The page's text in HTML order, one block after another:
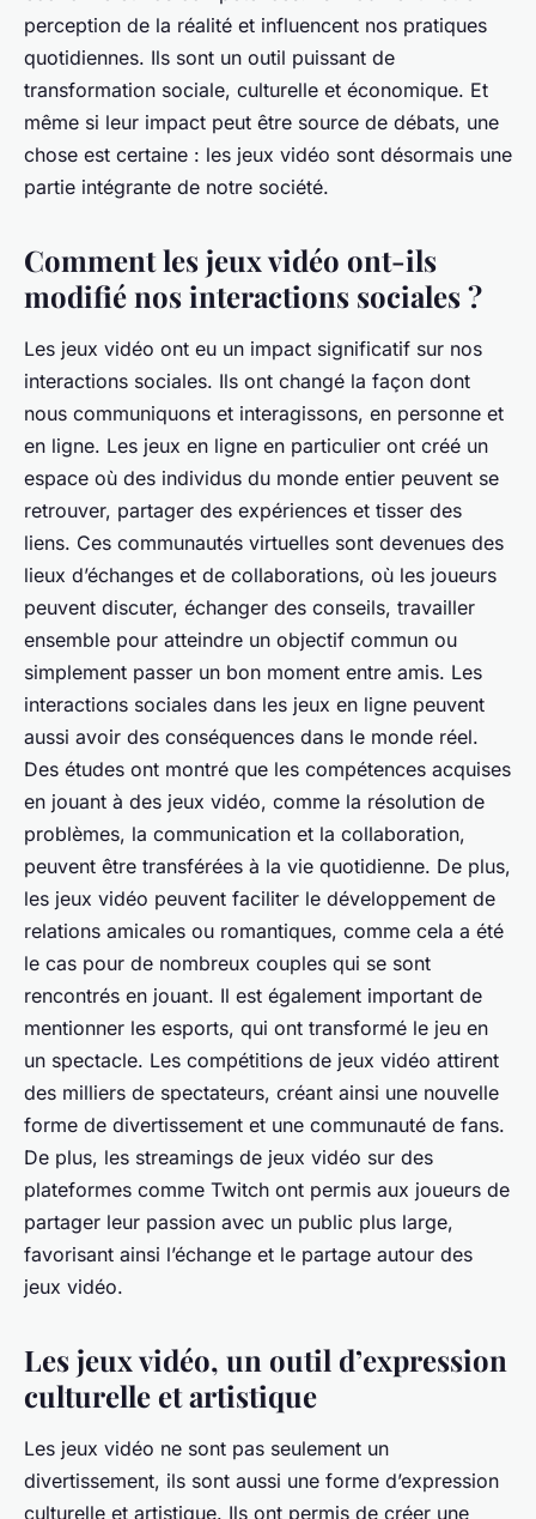
perception de la réalité et influencent nos pratiques
quotidiennes. Ils sont un outil puissant de
transformation sociale, culturelle et économique. Et
même si leur impact peut être source de débats, une
chose est certaine : les jeux vidéo sont désormais une
partie intégrante de notre société.
Comment les jeux vidéo ont-ils
modifié nos interactions sociales ?
Les jeux vidéo ont eu un impact significatif sur nos
interactions sociales. Ils ont changé la façon dont
nous communiquons et interagissons, en personne et
en ligne. Les jeux en ligne en particulier ont créé un
espace où des individus du monde entier peuvent se
retrouver, partager des expériences et tisser des
liens. Ces communautés virtuelles sont devenues des
lieux d’échanges et de collaborations, où les joueurs
peuvent discuter, échanger des conseils, travailler
ensemble pour atteindre un objectif commun ou
simplement passer un bon moment entre amis. Les
interactions sociales dans les jeux en ligne peuvent
aussi avoir des conséquences dans le monde réel.
Des études ont montré que les compétences acquises
en jouant à des jeux vidéo, comme la résolution de
problèmes, la communication et la collaboration,
peuvent être transférées à la vie quotidienne. De plus,
les jeux vidéo peuvent faciliter le développement de
relations amicales ou romantiques, comme cela a été
le cas pour de nombreux couples qui se sont
rencontrés en jouant. Il est également important de
mentionner les esports, qui ont transformé le jeu en
un spectacle. Les compétitions de jeux vidéo attirent
des milliers de spectateurs, créant ainsi une nouvelle
forme de divertissement et une communauté de fans.
De plus, les streamings de jeux vidéo sur des
plateformes comme Twitch ont permis aux joueurs de
partager leur passion avec un public plus large,
favorisant ainsi l’échange et le partage autour des
jeux vidéo.
Les jeux vidéo, un outil d’expression
culturelle et artistique
Les jeux vidéo ne sont pas seulement un
divertissement, ils sont aussi une forme d’expression
culturelle et artistique. Ils ont permis de créer une